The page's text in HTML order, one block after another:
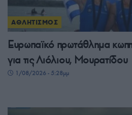
ΑΘΛΗΤΙΣΜΟΣ
Ευρωπαϊκό πρωτάθλημα
για τις Λιόλιου, Μουρατίδου
1/08/2026 - 5:28μμ